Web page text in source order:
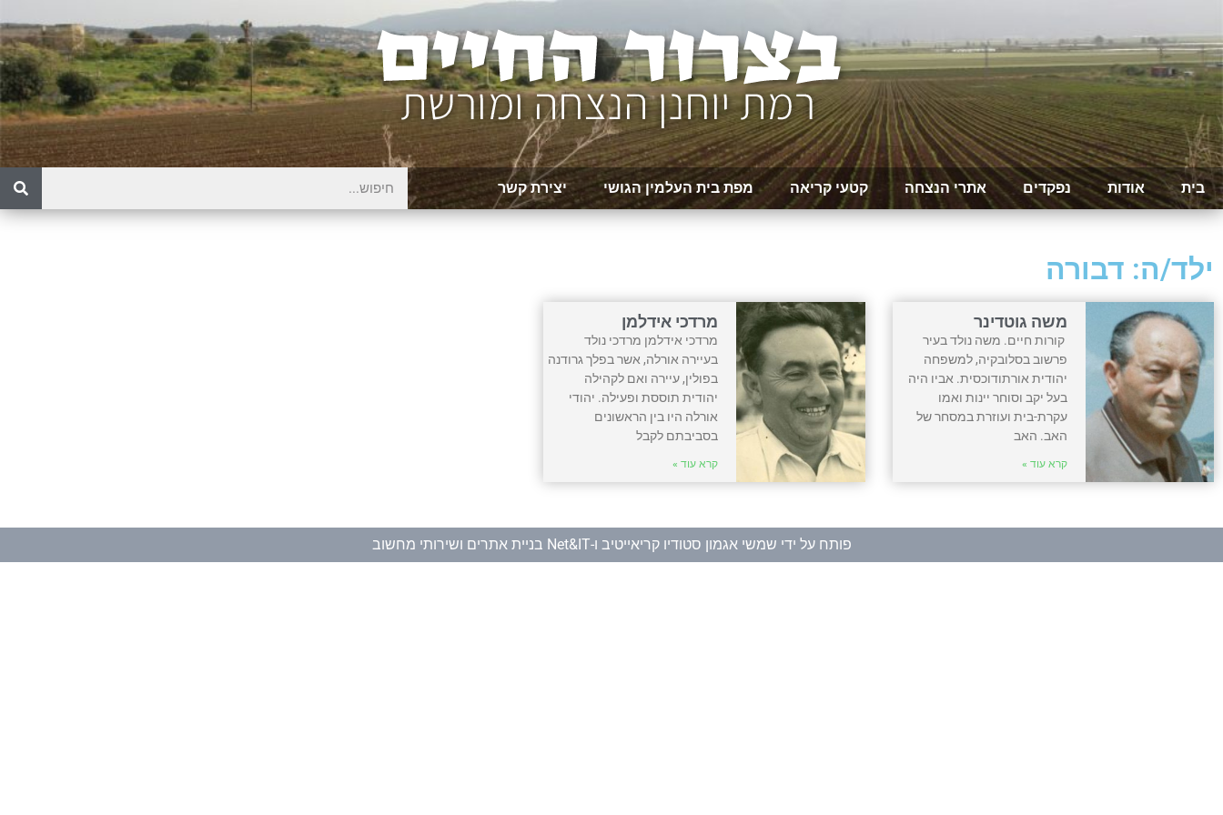
בית אודות נפקדים אתרי הנצחה קטעי קריאה מפת בית העלמין הגושי יצירת קשר
ילד/ה: דבורה
משה גוטדינר
קורות חיים. משה נולד בעיר
פרשוב בסלובקיה, למשפחה
יהודית אורתודוכסית. אביו היה
בעל יקב וסוחר יינות ואמו
עקרת-בית ועוזרת במסחר של
האב. האב
קרא עוד »
מרדכי אידלמן
מרדכי אידלמן מרדכי נולד
בעיירה אורלה, אשר בפלך גרודנה
בפולין, עיירה ואם לקהילה
יהודית תוססת ופעילה. יהודי
אורלה היו בין הראשונים
בסביבתם לקבל
קרא עוד »
פותח על ידי שמשי אגמון סטודיו קריאייטיב ו-Net&IT בניית אתרים ושירותי מחשוב